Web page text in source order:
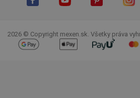
2026 © Copyright mexen.sk. Všetky práva